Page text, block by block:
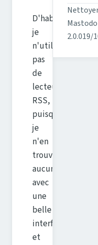
D'habitude,
je
n'utilise
pas
de
lecteur
RSS,
puisque
je
n'en
trouve
aucun
avec
une
belle
interface
et
2.0.019/